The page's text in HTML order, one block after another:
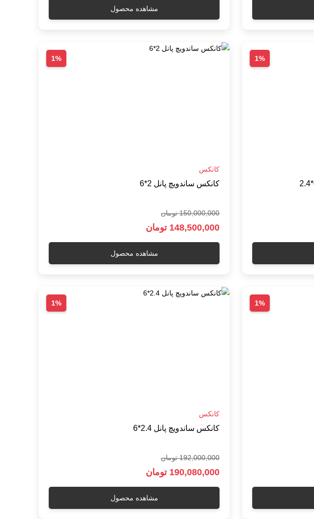
مشاهده محصول
1%
1%
کانکس
کانکس ساندویچ پانل 2*6
150,000,000 تومان
148,500,000 تومان
مشاهده محصول
1%
1%
کانکس
کانکس ساندویچ پانل 2.4*6
192,000,000 تومان
190,080,000 تومان
مشاهده محصول